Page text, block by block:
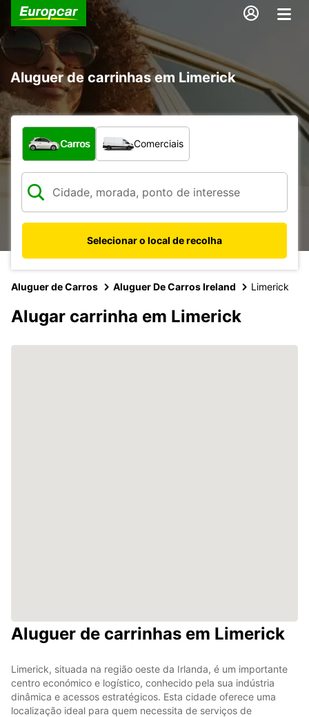
Aluguer de carrinhas em Limerick
Que tipo de veículo pretende?
Carros Comerciais
Selecionar o local de recolha
Aluguer de Carros Aluguer De Carros Ireland Limerick
Alugar carrinha em Limerick
Aluguer de carrinhas em Limerick
Limerick, situada na região oeste da Irlanda, é um importante
centro económico e logístico, conhecido pela sua indústria
dinâmica e acessos estratégicos. Esta cidade oferece uma
localização ideal para quem necessita de serviços de